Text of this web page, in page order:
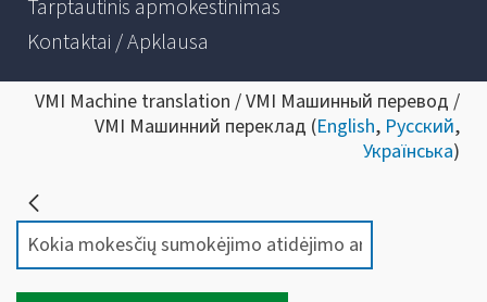
Tarptautinis apmokestinimas
Kontaktai / Apklausa
VMI Machine translation / VMI Машинный перевод /
VMI Машинний переклад (English, Русский,
Українська)